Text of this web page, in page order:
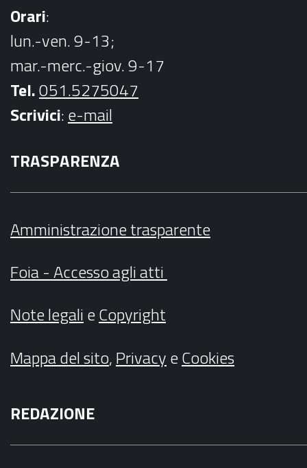
Orari:
lun.-ven. 9-13;
mar.-merc.-giov. 9-17
Tel.051.5275047
Scrivici:e-mail
TRASPARENZA
Amministrazione trasparente
Foia - Accesso agli atti
Note legalieCopyright
Mappa del sito,PrivacyeCookies
REDAZIONE